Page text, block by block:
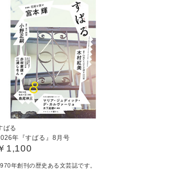
ばる
年『すばる』8月号
1,100
年創刊の歴史ある文芸誌です。